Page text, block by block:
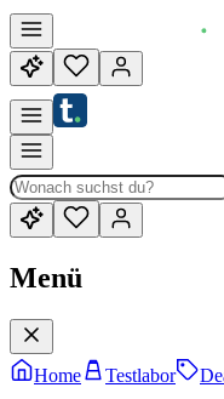
Menü
Home Testlabor